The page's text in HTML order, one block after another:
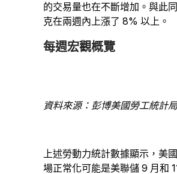
的交易量也在不斷增加。與此
克在兩週內上漲了 8% 以上。
每週宏觀概覽
資料來源：彭博美國勞工統計局
上述勞動力統計數據顯示，美
場正常化可能是美聯儲 9 月和